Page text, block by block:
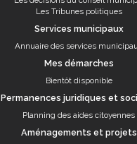
Les Tribunes politiques
Services municipaux
Annuaire des services
Mes démarches
Bientôt disponible
Permanences juridiques et
Planning des aides citoyennes
Aménagements et projets